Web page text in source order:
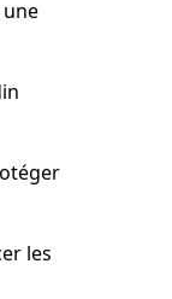
une
les